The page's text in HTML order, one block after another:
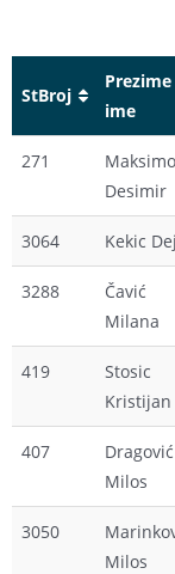
StBroj
ime
StBroj
Prezime i
ime
271
Desimir
3064 Kekic
3288
Čavić
Milana
419
Stosic
Kristijan
407
Dragović
Milos
3050
Milos